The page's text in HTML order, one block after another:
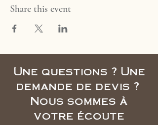
Share this event
Une questions ? Une
demande de devis ?
Nous sommes à
votre écoute